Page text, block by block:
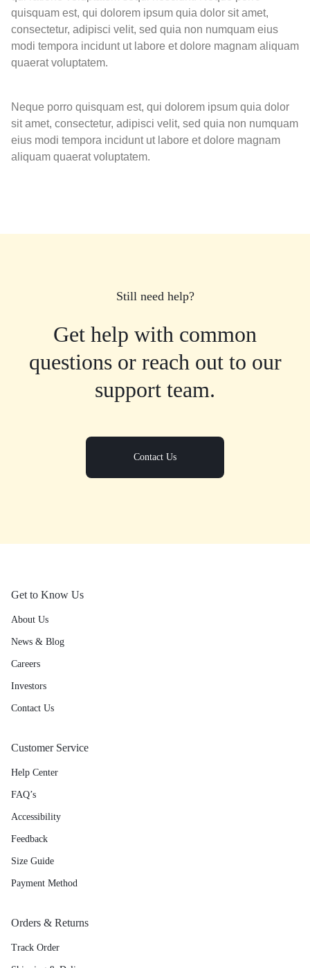
quisquam est, qui dolorem ipsum quia dolor sit amet,
consectetur, adipisci velit, sed quia non numquam eius
modi tempora incidunt ut labore et dolore magnam aliquam
quaerat voluptatem.
Neque porro quisquam est, qui dolorem ipsum quia dolor
sit amet, consectetur, adipisci velit, sed quia non numquam
eius modi tempora incidunt ut labore et dolore magnam
aliquam quaerat voluptatem.
Still need help?
Get help with common
questions or reach out to our
support team.
Contact Us
Get to Know Us
About Us
News & Blog
Careers
Investors
Contact Us
Customer Service
Help Center
FAQ’s
Accessibility
Feedback
Size Guide
Payment Method
Orders & Returns
Track Order